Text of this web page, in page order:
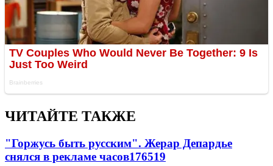
ЧИТАЙТЕ ТАКЖЕ
"Горжусь быть русским". Жерар Депардье
снялся в рекламе часов176519